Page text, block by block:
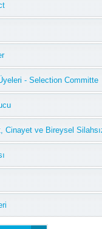
- Selection Committe
Cinayet ve Bireysel